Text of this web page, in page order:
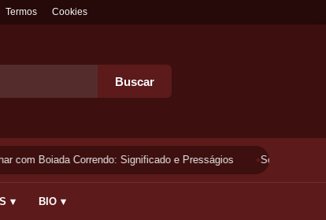
Termos Cookies
Buscar
com Boiada Correndo: Significado e Presságios Sonhar
▾ BIO ▾